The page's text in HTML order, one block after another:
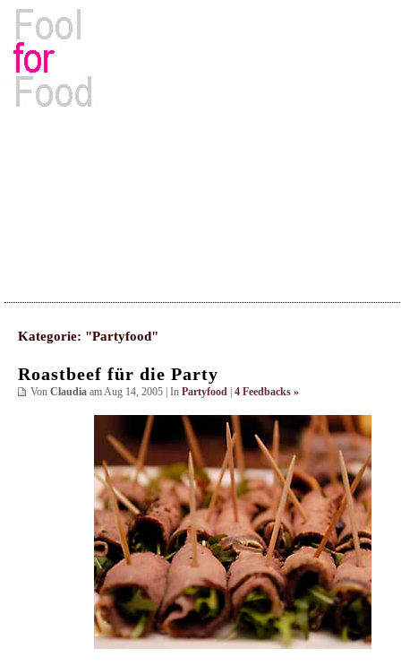
Kategorie: "Partyfood"
Roastbeef für die Party
Von Claudia am Aug 14, 2005 | In Partyfood 4 Feedbacks »